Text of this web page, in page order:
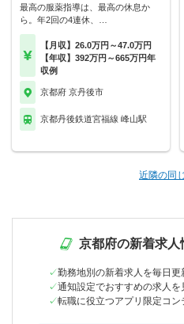
最高の服薬指導は、最高の休息か
ら。年2回の4連休、…
【月収】26.0万円～47.0万円
【年収】392万円～665万円年
収例
京都府 京丹後市
京都丹後鉄道宮福線 峰山駅
近隣の同
京都府の新着求
勤務地別の新着求人を毎日更
通知設定でおすすめの求人を
転職に役立つアプリ限定コン